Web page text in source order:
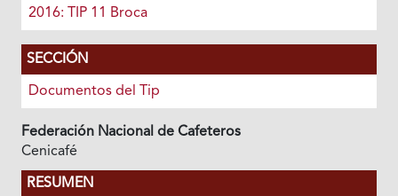
2016: TIP 11 Broca
SECCIÓN
Documentos del Tip
Federación Nacional de Cafeteros
Cenicafé
RESUMEN